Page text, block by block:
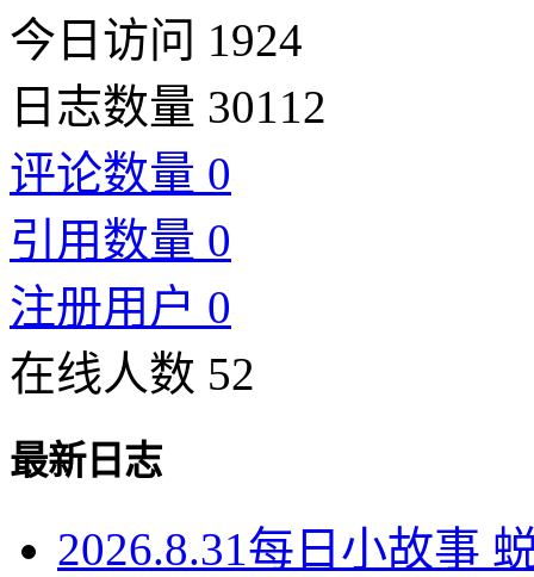
今日访问 1924
日志数量 30112
评论数量 0
引用数量 0
注册用户 0
在线人数 52
最新日志
2026.8.31每日小故事